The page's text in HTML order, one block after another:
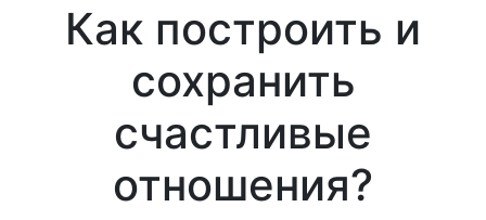
Как построить и
сохранить
счастливые
отношения?